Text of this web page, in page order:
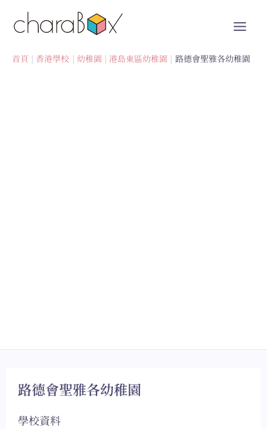
首頁 香港學校 幼稚園 港島東區幼稚園 路德會聖雅各幼稚園
路德會聖雅各幼稚園
學校資料